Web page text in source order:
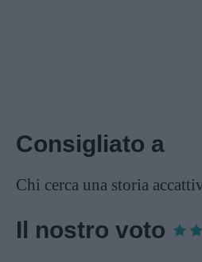
Consigliato a
Chi cerca una storia
Il nostro voto